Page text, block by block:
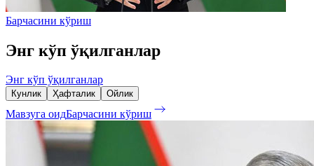
Барчасини кўриш
Энг кўп ўқилганлар
Энг кўп ўқилганлар
Кунлик Ҳафталик Ойлик
Мавзуга оидБарчасини кўриш